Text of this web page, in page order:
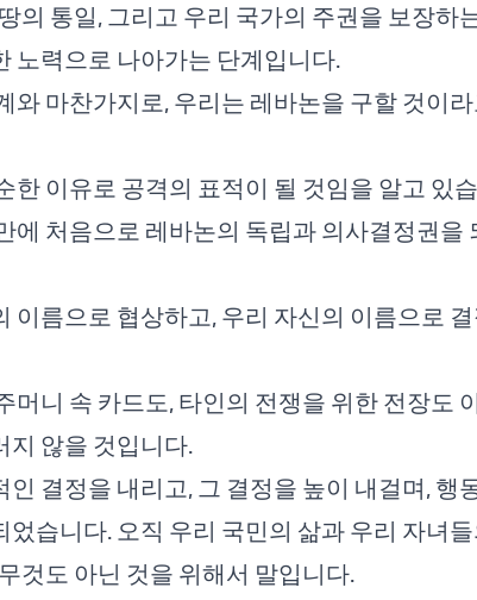
의 통일, 그리고 우리 국가의 주권을 보장하
노력으로 나아가는 단계입니다.
와 마찬가지로, 우리는 레바논을 구할 것이
한 이유로 공격의 표적이 될 것임을 알고 있
에 처음으로 레바논의 독립과 의사결정권을
이름으로 협상하고, 우리 자신의 이름으로
머니 속 카드도, 타인의 전쟁을 위한 전장도
지 않을 것입니다.
결정을 내리고, 그 결정을 높이 내걸며, 행
었습니다. 오직 우리 국민의 삶과 우리 자녀
것도 아닌 것을 위해서 말입니다.